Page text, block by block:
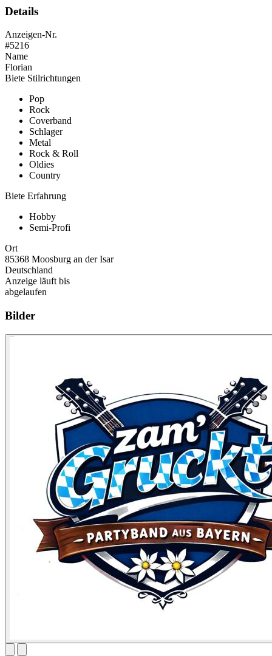
Details
Anzeigen-Nr.
#5216
Name
Florian
Biete Stilrichtungen
Pop
Rock
Coverband
Schlager
Metal
Rock & Roll
Oldies
Country
Biete Erfahrung
Hobby
Semi-Profi
Ort
85368 Moosburg an der Isar
Deutschland
Anzeige läuft bis
abgelaufen
Bilder